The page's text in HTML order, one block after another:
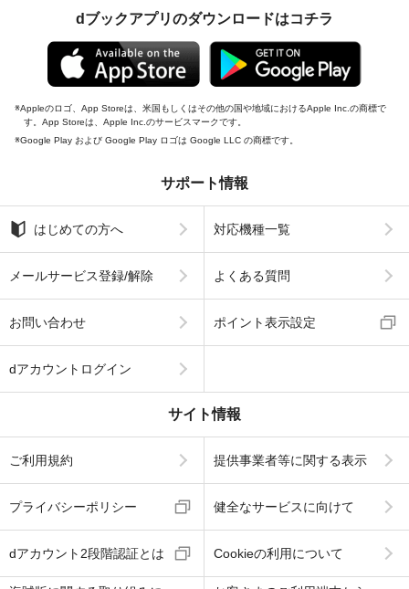
dブックアプリのダウンロードはコチラ
Appleのロゴ、App Storeは、米国もしくはその他の国や地域におけるApple Inc.の商標で
す。App Storeは、Apple Inc.のサービスマークです。
Google Play および Google Play ロゴは Google LLC の商標です。
サポート情報
はじめての方へ 対応機種一覧
メールサービス登録/解除 よくある質問
お問い合わせ ポイント表示設定
dアカウントログイン
サイト情報
ご利用規約 提供事業者等に関する表示
プライバシーポリシー 健全なサービスに向けて
dアカウント2段階認証とは Cookieの利用について